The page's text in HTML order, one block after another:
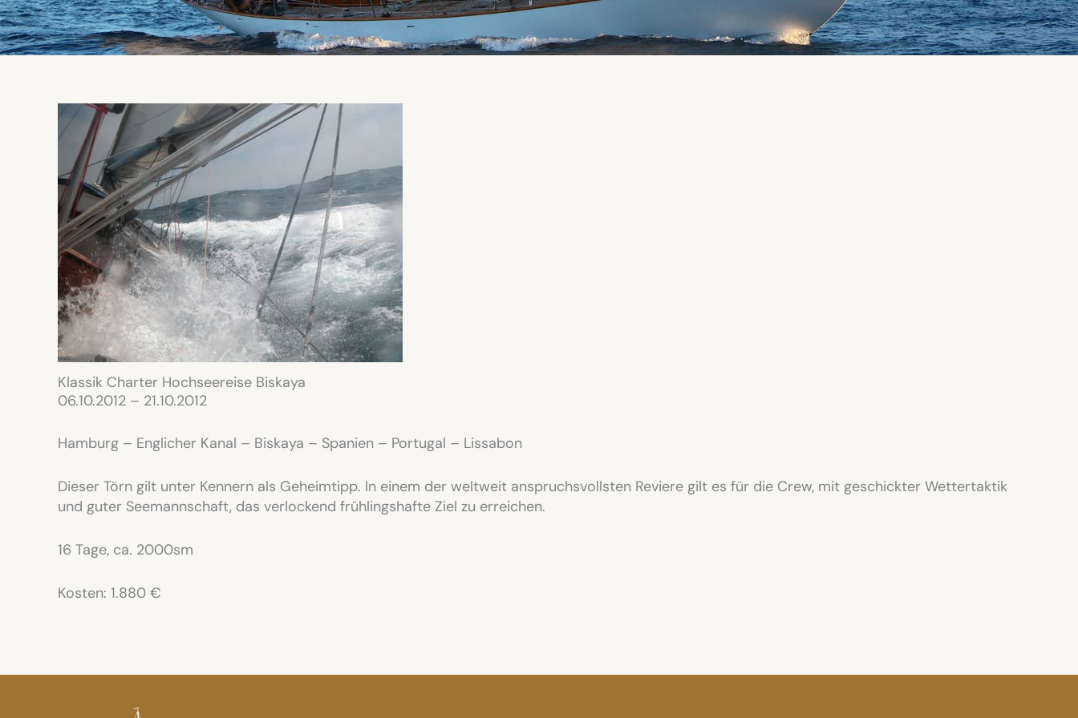
Klassik Charter Hochseereise Biskaya
06.10.2012 – 21.10.2012
Hamburg – Englicher Kanal – Biskaya – Spanien – Portugal – Lissabon
Dieser Törn gilt unter Kennern als Geheimtipp. In einem der weltweit anspruchsvollsten Reviere gilt es für die Crew, mit geschickter Wettertaktik
und guter Seemannschaft, das verlockend frühlingshafte Ziel zu erreichen.
16 Tage, ca. 2000sm
Kosten: 1.880 €